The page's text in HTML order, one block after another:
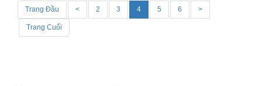
Trang Đầu < 2 3 4 5 6 >
Trang Cuối